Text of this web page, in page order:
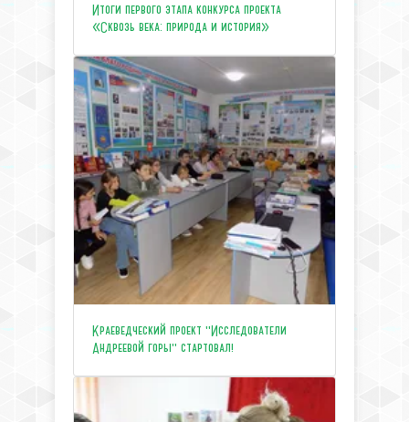
Итоги первого этапа конкурса проекта
«Сквозь века: природа и история»
Краеведческий проект "Исследователи
Андреевой горы" стартовал!